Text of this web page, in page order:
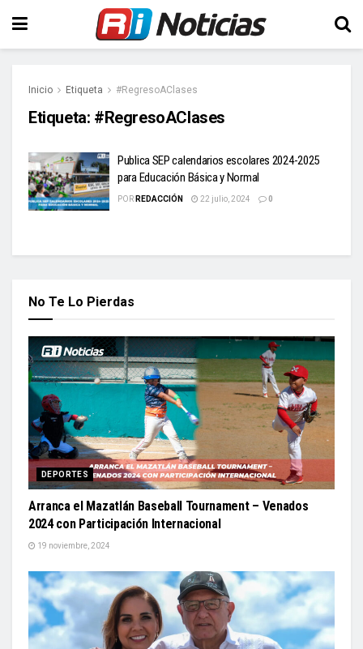
Inicio Etiqueta #RegresoAClases
Etiqueta: #RegresoAClases
Publica SEP calendarios escolares 2024-2025
para Educación Básica y Normal
POR REDACCIÓN 22 julio, 2024 0
No Te Lo Pierdas
DEPORTES
Arranca el Mazatlán Baseball Tournament – Venados
2024 con Participación Internacional
19 noviembre, 2024